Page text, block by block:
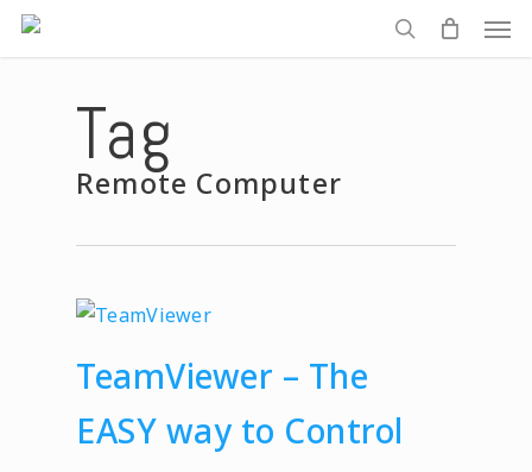
Skip
to
search
Tag
Remote Computer
TeamViewer – The
EASY way to Control